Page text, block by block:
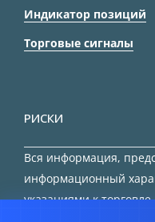
Индикатор позиций
Торговые сигналы
РИСКИ
Вся информация,
информационный
указаниями к